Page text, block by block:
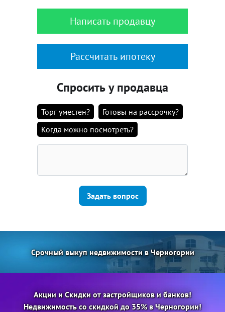
Написать продавцу
Рассчитать ипотеку
Спросить у продавца
Торг уместен?
Готовы на рассрочку?
Когда можно посмотреть?
Задать вопрос
Срочный выкуп недвижимости в Черногории
Акции и Скидки от застройщиков и банков!
Недвижимость со скидкой до 35% в Черногории!